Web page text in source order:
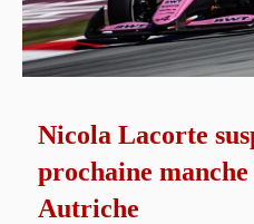
Nicola Lacorte
prochaine
Autriche